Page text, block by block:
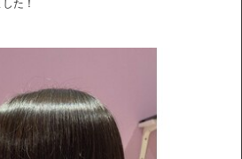
た！